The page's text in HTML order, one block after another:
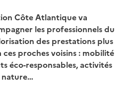
Côte Atlantique va
les professionnels du
des prestations plus
proches voisins : mobilité
éco-responsables, activités
nature…